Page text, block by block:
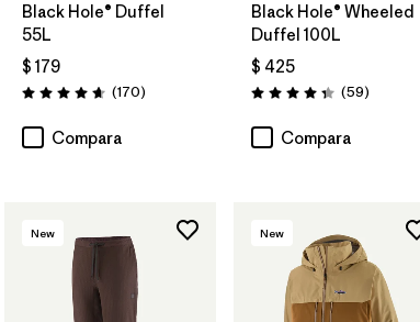
Black Hole® Duffel
55L
$ 179
Valoración: 4.6 / 5
(170Comentarios
)
Compara
Black Hole® Wheeled
Duffel 100L
$ 425
Valoración: 4.3 / 5
(59)
Compara
New New